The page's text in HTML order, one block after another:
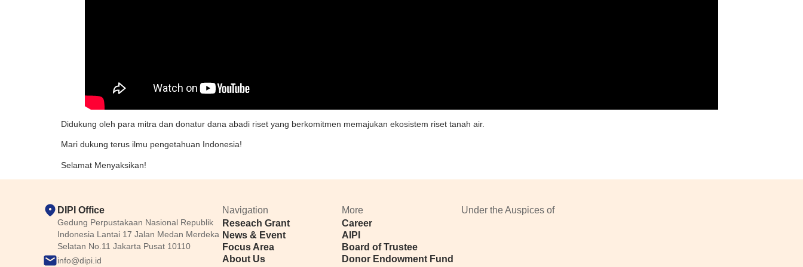
Didukung oleh para mitra dan donatur dana abadi riset yang berkomitmen memajukan ekosistem riset tanah air.
Mari dukung terus ilmu pengetahuan Indonesia!
Selamat Menyaksikan!
DIPI Office
Gedung Perpustakaan Nasional Republik
Indonesia Lantai 17 Jalan Medan Merdeka
Selatan No.11 Jakarta Pusat 10110
info@dipi.id
Navigation
Reseach Grant
News & Event
Focus Area
About Us
More
Career
AIPI
Board of Trustee
Donor Endowment Fund
Under the Auspices of